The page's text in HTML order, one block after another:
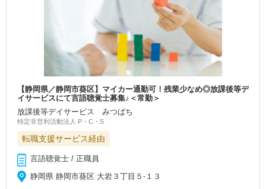
【静岡県／静岡市葵区】マイカー通勤可！残業少なめ◎放課後等デ
イサービスにて言語聴覚士募集♪＜常勤＞
放課後等デイサービス みつばち
特定非営利活動法人 P・C・S
転職支援サービス経由
言語聴覚士 / 正職員
静岡県 静岡市葵区 大岩３丁目５-１３